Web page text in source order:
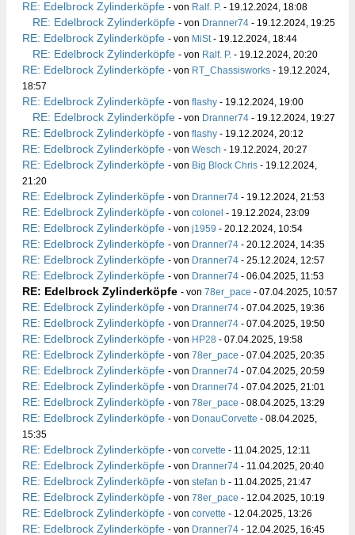
RE: Edelbrock Zylinderköpfe - von Ralf. P. - 19.12.2024, 18:08
RE: Edelbrock Zylinderköpfe - von Dranner74 - 19.12.2024, 19:25
RE: Edelbrock Zylinderköpfe - von MiSt- 19.12.2024, 18:44
RE: Edelbrock Zylinderköpfe - von Ralf. P. - 19.12.2024, 20:20
RE: Edelbrock Zylinderköpfe - von RT_Chassisworks - 19.12.2024,
18:57
RE: Edelbrock Zylinderköpfe - von flashy - 19.12.2024, 19:00
RE: Edelbrock Zylinderköpfe - von Dranner74 - 19.12.2024, 19:27
RE: Edelbrock Zylinderköpfe - von flashy - 19.12.2024, 20:12
RE: Edelbrock Zylinderköpfe - von Wesch - 19.12.2024, 20:27
RE: Edelbrock Zylinderköpfe - von Big Block Chris - 19.12.2024,
21:20
RE: Edelbrock Zylinderköpfe - von Dranner74 - 19.12.2024, 21:53
RE: Edelbrock Zylinderköpfe - von colonel - 19.12.2024, 23:09
RE: Edelbrock Zylinderköpfe - von j1959 - 20.12.2024, 10:54
RE: Edelbrock Zylinderköpfe - von Dranner74 - 20.12.2024, 14:35
RE: Edelbrock Zylinderköpfe - von Dranner74 - 25.12.2024, 12:57
RE: Edelbrock Zylinderköpfe - von Dranner74 - 06.04.2025, 11:53
RE: Edelbrock Zylinderköpfe - von 78er_pace - 07.04.2025, 10:57
RE: Edelbrock Zylinderköpfe - von Dranner74 - 07.04.2025, 19:36
RE: Edelbrock Zylinderköpfe - von Dranner74 - 07.04.2025, 19:50
RE: Edelbrock Zylinderköpfe - von HP28 - 07.04.2025, 19:58
RE: Edelbrock Zylinderköpfe - von 78er_pace - 07.04.2025, 20:35
RE: Edelbrock Zylinderköpfe - von Dranner74 - 07.04.2025, 20:59
RE: Edelbrock Zylinderköpfe - von Dranner74 - 07.04.2025, 21:01
RE: Edelbrock Zylinderköpfe - von 78er_pace - 08.04.2025, 13:29
RE: Edelbrock Zylinderköpfe - von DonauCorvette - 08.04.2025,
15:35
RE: Edelbrock Zylinderköpfe - von corvette - 11.04.2025, 12:11
RE: Edelbrock Zylinderköpfe - von Dranner74 - 11.04.2025, 20:40
RE: Edelbrock Zylinderköpfe - von stefan b - 11.04.2025, 21:47
RE: Edelbrock Zylinderköpfe - von 78er_pace - 12.04.2025, 10:19
RE: Edelbrock Zylinderköpfe - von corvette - 12.04.2025, 13:26
RE: Edelbrock Zylinderköpfe - von Dranner74 - 12.04.2025, 16:45